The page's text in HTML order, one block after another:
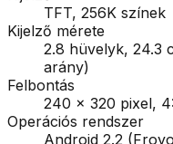
TFT, 256K színek
Kijelző mérete
2.8 hüvelyk, 24.3
arány)
Felbontás
240 x 320 pixel,
Operációs rendszer
Android 2.2